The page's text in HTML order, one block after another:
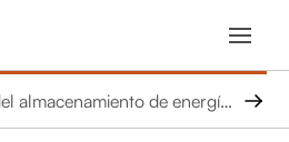
Las baterías y el futuro del almacenamiento de energía: ¿cuándo serán constantes la energía solar y eólica?